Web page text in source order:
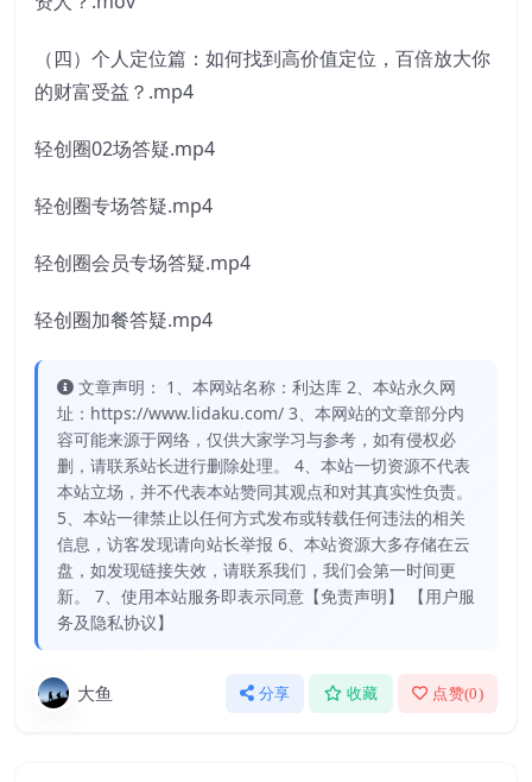
（四）个人定位篇：如何找到高价值定位，百倍放大你
的财富受益？.mp4
轻创圈02场答疑.mp4
轻创圈专场答疑.mp4
轻创圈会员专场答疑.mp4
轻创圈加餐答疑.mp4
文章声明： 1、本网站名称：利达库 2、本站永久网
址：https://www.lidaku.com/ 3、本网站的文章部分内
容可能来源于网络，仅供大家学习与参考，如有侵权必
删，请联系站长进行删除处理。 4、本站一切资源不代表
本站立场，并不代表本站赞同其观点和对其真实性负责。
5、本站一律禁止以任何方式发布或转载任何违法的相关
信息，访客发现请向站长举报 6、本站资源大多存储在云
盘，如发现链接失效，请联系我们，我们会第一时间更
新。 7、使用本站服务即表示同意【免责声明】 【用户服
务及隐私协议】
大鱼 分享 收藏 点赞(0)